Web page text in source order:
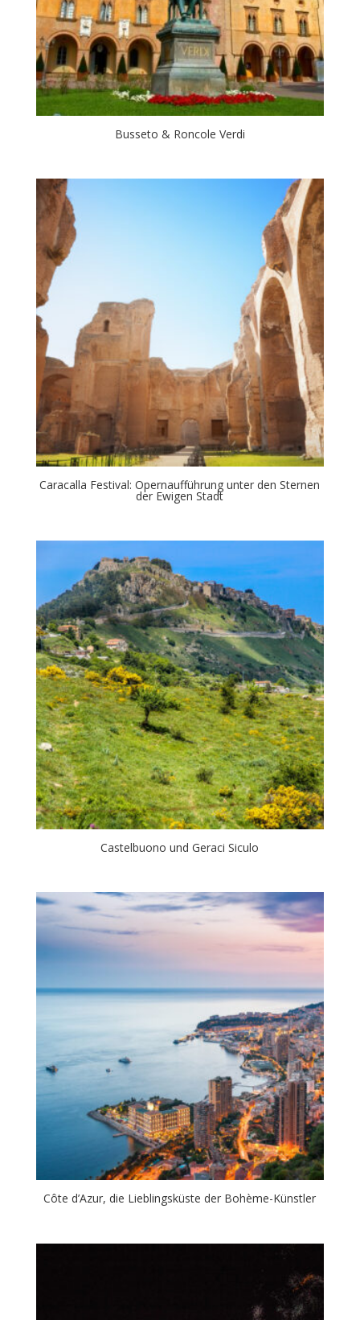
Busseto & Roncole Verdi
Caracalla Festival: Opernaufführung unter den Sternen
der Ewigen Stadt
Castelbuono und Geraci Siculo
Côte d’Azur, die Lieblingsküste der Bohème-Künstler